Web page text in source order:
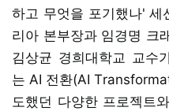
하고 무엇을 포기했나' 세
리아 본부장과 임경명 크
김상균 경희대학교 교수
는 AI 전환(AI
도했던 다양한 프로젝트